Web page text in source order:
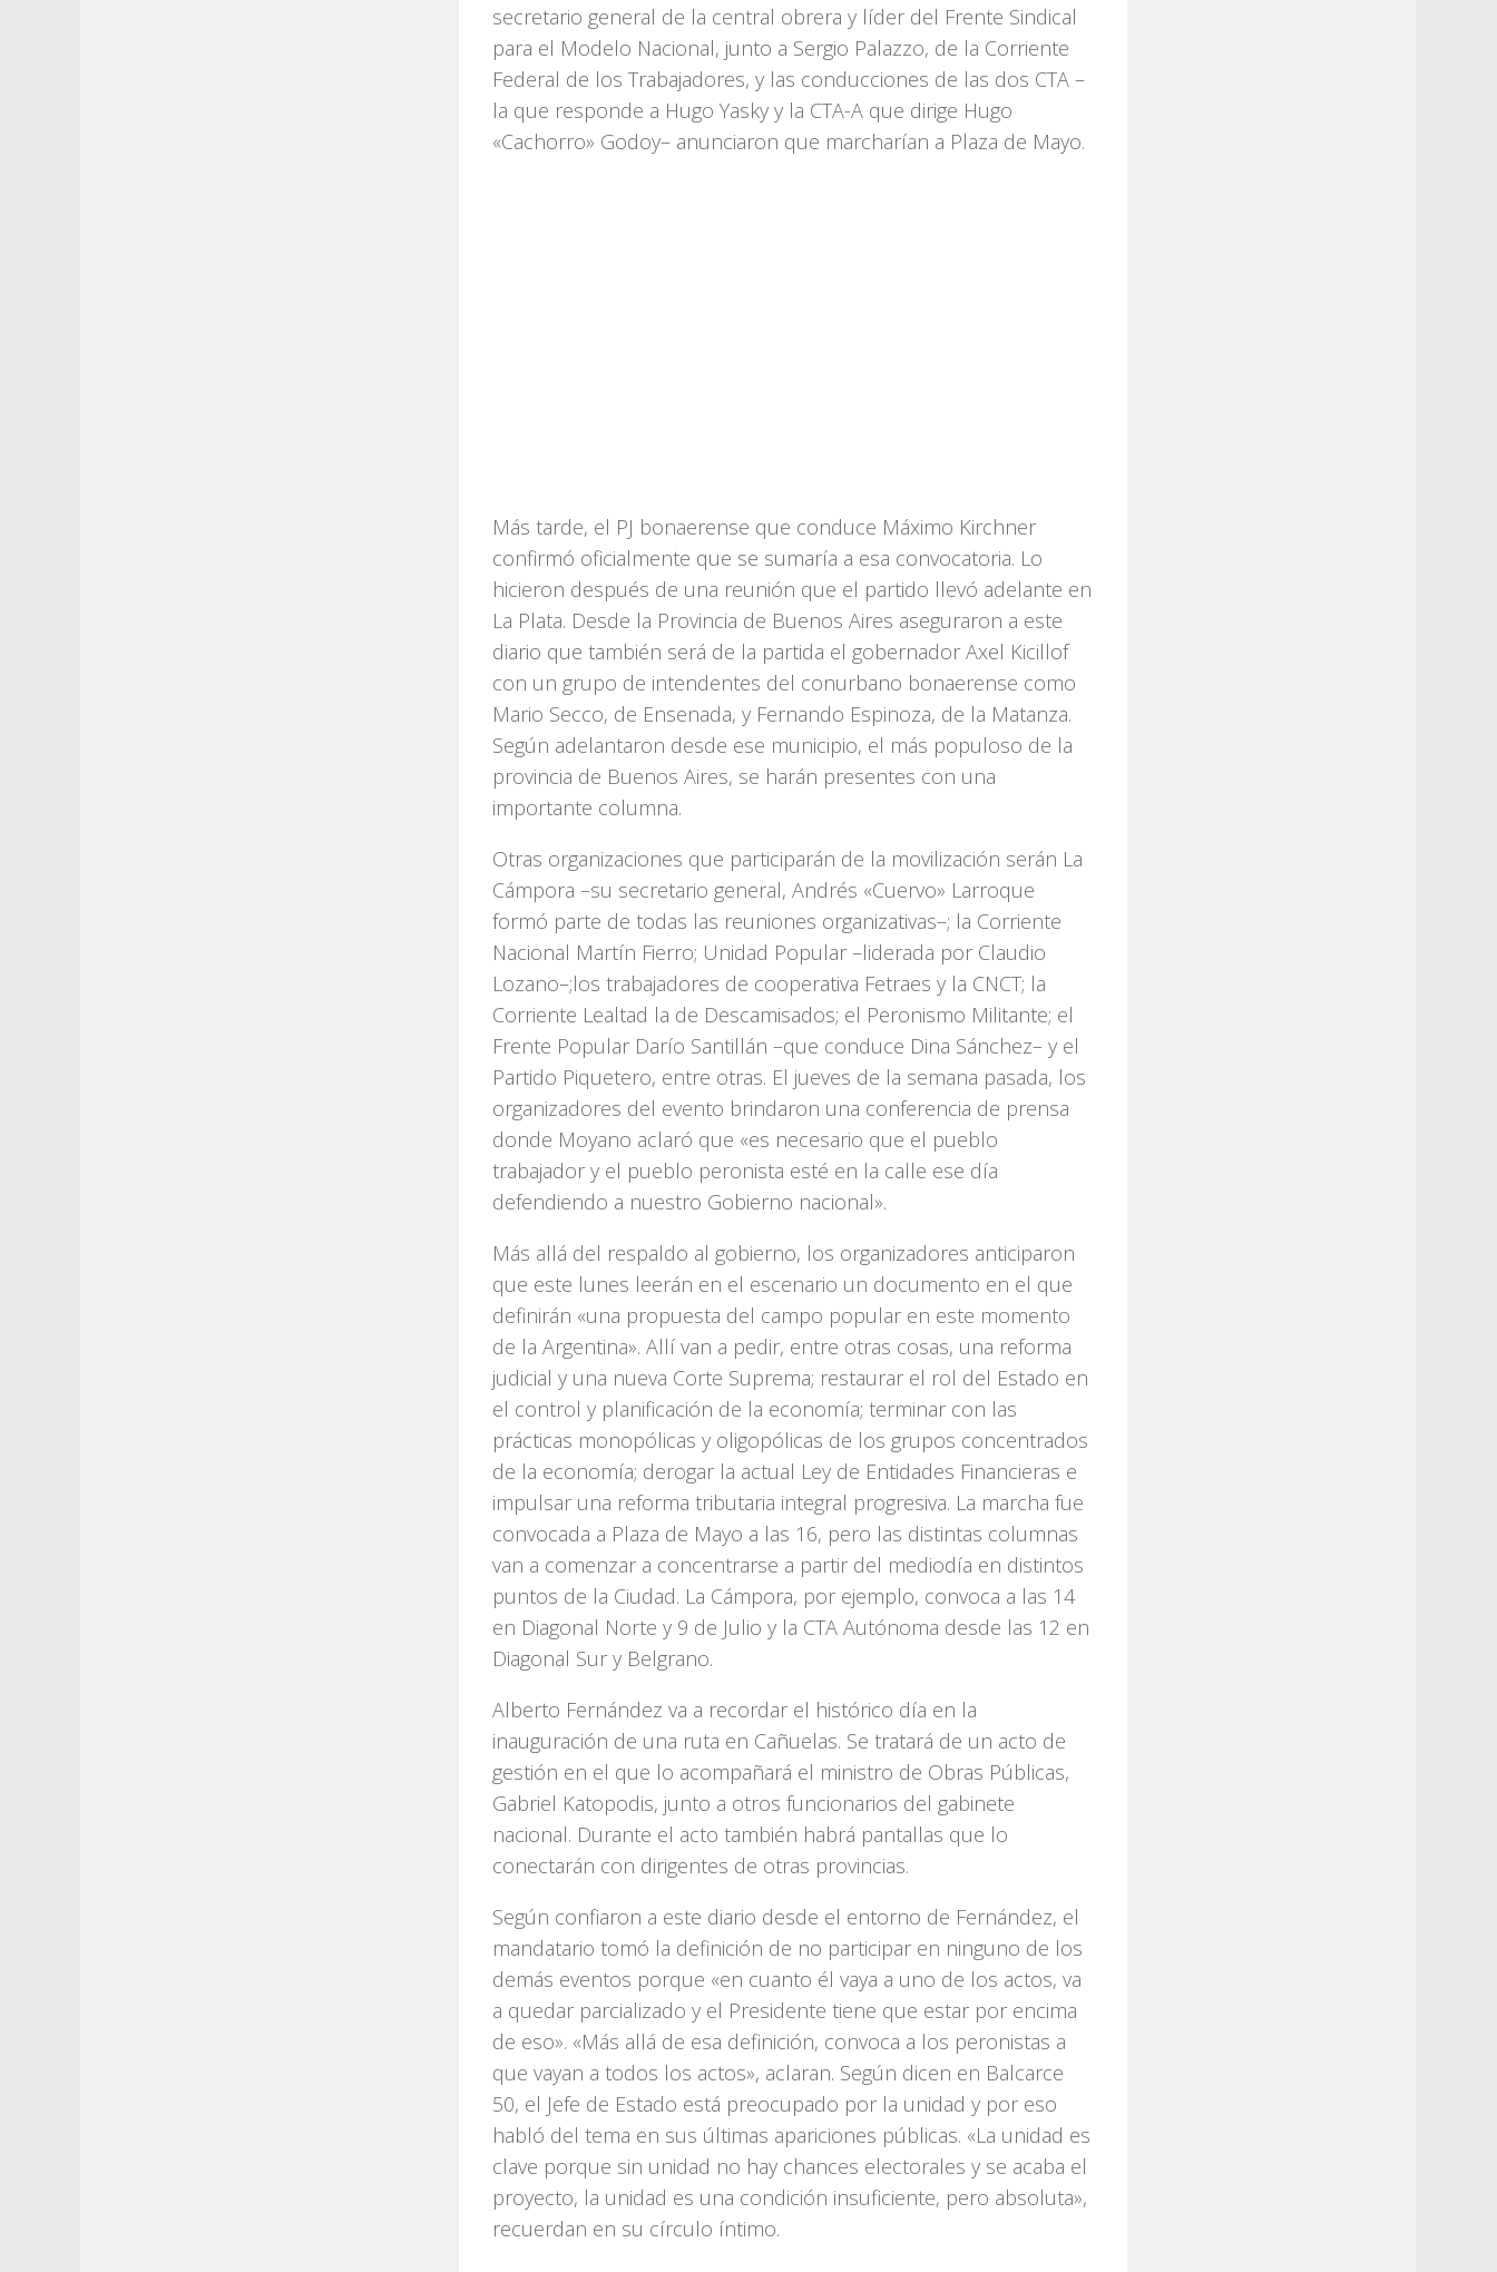
secretario general de la central obrera y líder del Frente Sindical
para el Modelo Nacional, junto a Sergio Palazzo, de la Corriente
Federal de los Trabajadores, y las conducciones de las dos CTA –
la que responde a Hugo Yasky y la CTA-A que dirige Hugo
«Cachorro» Godoy– anunciaron que marcharían a Plaza de Mayo.
Más tarde, el PJ bonaerense que conduce Máximo Kirchner
confirmó oficialmente que se sumaría a esa convocatoria. Lo
hicieron después de una reunión que el partido llevó adelante en
La Plata. Desde la Provincia de Buenos Aires aseguraron a este
diario que también será de la partida el gobernador Axel Kicillof
con un grupo de intendentes del conurbano bonaerense como
Mario Secco, de Ensenada, y Fernando Espinoza, de la Matanza.
Según adelantaron desde ese municipio, el más populoso de la
provincia de Buenos Aires, se harán presentes con una
importante columna.
Otras organizaciones que participarán de la movilización serán La
Cámpora –su secretario general, Andrés «Cuervo» Larroque
formó parte de todas las reuniones organizativas–; la Corriente
Nacional Martín Fierro; Unidad Popular –liderada por Claudio
Lozano–;los trabajadores de cooperativa Fetraes y la CNCT; la
Corriente Lealtad la de Descamisados; el Peronismo Militante; el
Frente Popular Darío Santillán –que conduce Dina Sánchez– y el
Partido Piquetero, entre otras. El jueves de la semana pasada, los
organizadores del evento brindaron una conferencia de prensa
donde Moyano aclaró que «es necesario que el pueblo
trabajador y el pueblo peronista esté en la calle ese día
defendiendo a nuestro Gobierno nacional».
Más allá del respaldo al gobierno, los organizadores anticiparon
que este lunes leerán en el escenario un documento en el que
definirán «una propuesta del campo popular en este momento
de la Argentina». Allí van a pedir, entre otras cosas, una reforma
judicial y una nueva Corte Suprema; restaurar el rol del Estado en
el control y planificación de la economía; terminar con las
prácticas monopólicas y oligopólicas de los grupos concentrados
de la economía; derogar la actual Ley de Entidades Financieras e
impulsar una reforma tributaria integral progresiva. La marcha fue
convocada a Plaza de Mayo a las 16, pero las distintas columnas
van a comenzar a concentrarse a partir del mediodía en distintos
puntos de la Ciudad. La Cámpora, por ejemplo, convoca a las 14
en Diagonal Norte y 9 de Julio y la CTA Autónoma desde las 12 en
Diagonal Sur y Belgrano.
Alberto Fernández va a recordar el histórico día en la
inauguración de una ruta en Cañuelas. Se tratará de un acto de
gestión en el que lo acompañará el ministro de Obras Públicas,
Gabriel Katopodis, junto a otros funcionarios del gabinete
nacional. Durante el acto también habrá pantallas que lo
conectarán con dirigentes de otras provincias.
Según confiaron a este diario desde el entorno de Fernández, el
mandatario tomó la definición de no participar en ninguno de los
demás eventos porque «en cuanto él vaya a uno de los actos, va
a quedar parcializado y el Presidente tiene que estar por encima
de eso». «Más allá de esa definición, convoca a los peronistas a
que vayan a todos los actos», aclaran. Según dicen en Balcarce
50, el Jefe de Estado está preocupado por la unidad y por eso
habló del tema en sus últimas apariciones públicas. «La unidad es
clave porque sin unidad no hay chances electorales y se acaba el
proyecto, la unidad es una condición insuficiente, pero absoluta»,
recuerdan en su círculo íntimo.